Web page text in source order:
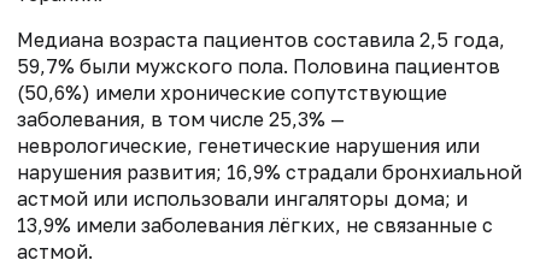
Медиана возраста пациентов составила 2,5 года,
59,7% были мужского пола. Половина пациентов
(50,6%) имели хронические сопутствующие
заболевания, в том числе 25,3% —
неврологические, генетические нарушения или
нарушения развития; 16,9% страдали бронхиальной
астмой или использовали ингаляторы дома; и
13,9% имели заболевания лёгких, не связанные с
астмой.